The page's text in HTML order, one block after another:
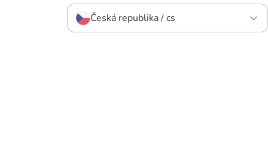
Česká republika / cs